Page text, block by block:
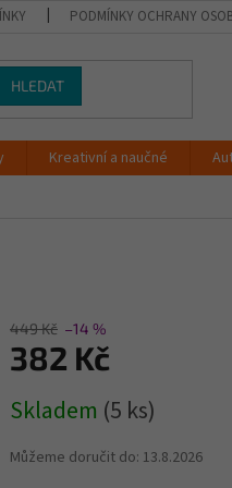
PODMÍNKY OCHRANY
HLEDAT
Kreativní a naučné
449 Kč –14 %
382 Kč
cena:
Skladem (5 ks)
Můžeme doručit do: 13.8.2026